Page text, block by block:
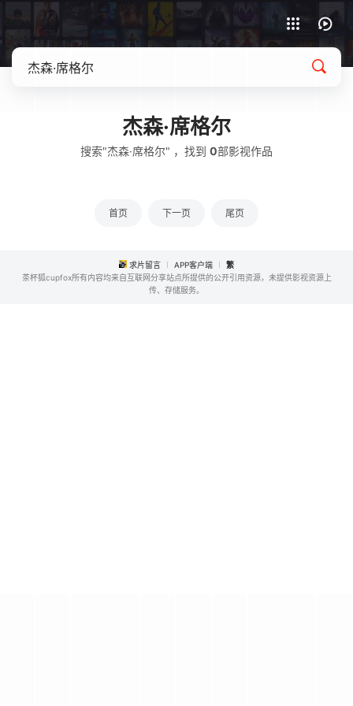
杰森·席格尔
搜索"杰森·席格尔" ，找到 0部影视作品
首页 下一页 尾页
求片留言 APP客户端
繁
茶杯狐cupfox所有内容均来自互联网分享站点所提供的公开引用资源，未提供影视资源上
传、存储服务。